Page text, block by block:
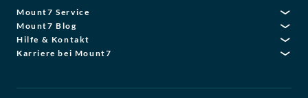
Mount7 Service
Mount7 Blog
Hilfe & Kontakt
Karriere bei Mount7